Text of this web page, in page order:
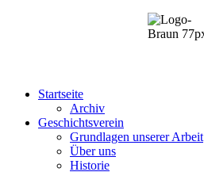
Startseite
Archiv
Geschichtsverein
Grundlagen unserer Arbeit
Über uns
Historie